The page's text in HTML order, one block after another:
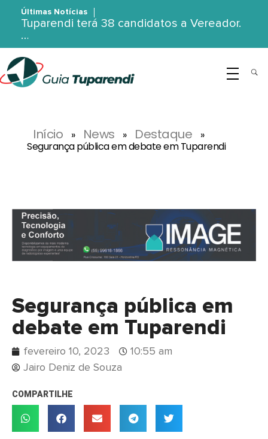
Últimas Notícias
Tuparendi terá 38 candidatos a Vereador.
…
Início » News » Destaque
»
Segurança pública em debate em Tuparendi
Segurança pública em
debate em Tuparendi
fevereiro 10, 2023
10:55 am
Jairo Deniz de Souza
COMPARTILHE